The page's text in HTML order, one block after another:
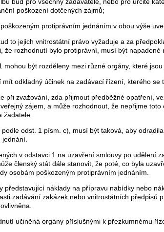
poškození dotčených zájmů;
protiprávním jednáním v obou výše
to jejich vnitrostátní právo vyžaduje a za
že rozhodnutí bylo protiprávní, musí být
mohou být rozděleny mezi různé orgány, které
odkladný účinek na zadávací řízení, kterého se
při zvažování, zda přijmout předběžné opatření,
zájem, a může rozhodnout, že nepřijme
žadatele.
odst. 1 písm. c), musí být taková, aby
v odstavci 1 na uzavření smlouvy po
členský stát dále stanovit, že poté, co byla
osobám poškozeným protiprávním jednáním.
představující náklady na přípravu nabídky nebo
zadávání zakázek nebo vnitrostátních
učiněná orgány příslušnými k přezkumnému